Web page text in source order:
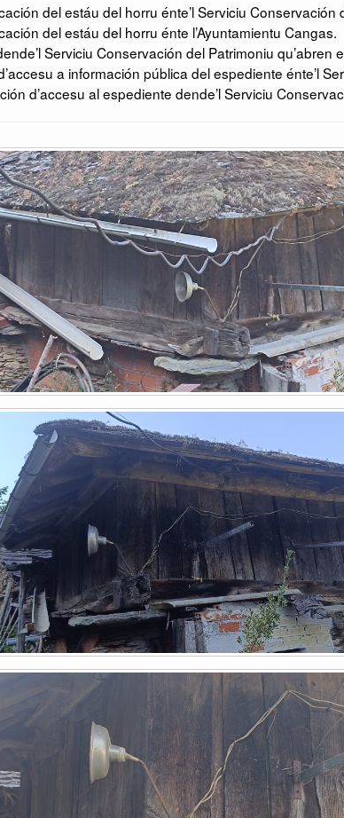
del estáu del horru énte’l Serviciu Conservación
del estáu del horru énte l’Ayuntamientu Cangas.
Serviciu Conservación del Patrimoniu qu’abren
a información pública del espediente énte’l
d’accesu al espediente dende’l Serviciu